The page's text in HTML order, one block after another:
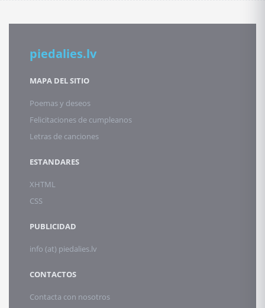
piedalies.lv
MAPA DEL SITIO
Poemas y deseos
Felicitaciones de cumpleanos
Letras de canciones
ESTANDARES
XHTML
CSS
PUBLICIDAD
info (at) piedalies.lv
CONTACTOS
Contacta con nosotros